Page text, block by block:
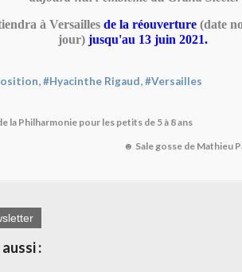
à Versaillesde la réouverture (date
jour) jusqu'au 13 juin 2021.
,#Hyacinthe Rigaud,#Versailles
la Philharmonie pour les petits de 5 à 8 ans
☻ Sale gosse de Mathieu
: